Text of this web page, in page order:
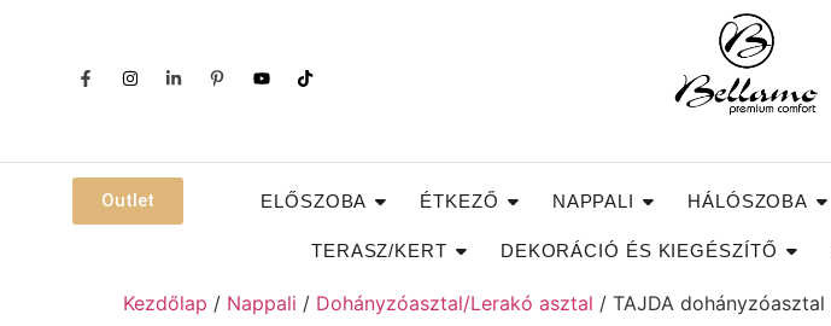
Outlet ELŐSZOBA ÉTKEZŐ NAPPALI HÁLÓSZOBA
TERASZ/KERT DEKORÁCIÓ ÉS KIEGÉSZÍTŐ
Kezdőlap / Nappali / Dohányzóasztal/Lerakó asztal / TAJDA dohányzóasztal